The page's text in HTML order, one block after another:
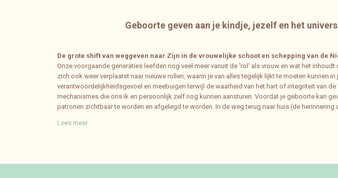
Geboorte geven aan je kindje, jezelf en het
De grote shift van weggeven naar Zijn in de vrouwelijke schoot en schepping van de
Onze voorgaande generaties leefden nog veel meer vanuit de 'rol' als vrouw en wat het
zich ook weer verplaatst naar nieuwe rollen, waarin je van alles tegelijk lijkt te moeten kunnen
verantwoordelijkheidsgevoel en meebuigen terwijl de waarheid van het hart of integriteit van
mechanismes die ons ik en persoonlijk zelf nog kunnen aansturen. Voordat je geboorte kan
patronen zichtbaar te worden en afgelegd te worden. In de weg terug naar huis (de
Lees meer